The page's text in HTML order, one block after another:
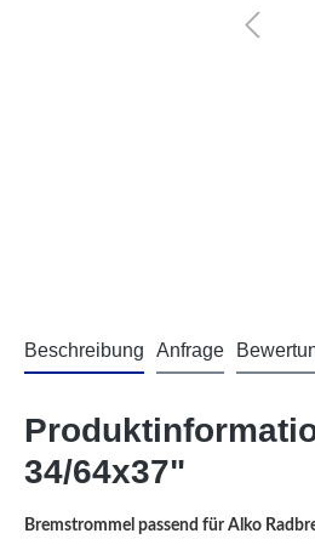
Beschreibung Anfrage
34/64x37"
Bremstrommel passend für Alko